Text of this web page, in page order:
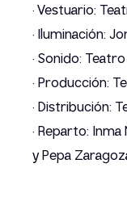
· Vestuario:
· Iluminación:
· Sonido:
· Producción:
· Distribución:
· Reparto:
y Pepa